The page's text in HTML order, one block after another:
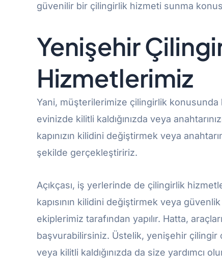
güvenilir bir çilingirlik hizmeti sunma
Yenişehir
Hizmetlerimiz
Yani, müşterilerimize çilingirlik
evinizde kilitli kaldığınızda veya
kapınızın kilidini değiştirmek veya
şekilde gerçekleştiririz.
Açıkçası, iş yerlerinde de çilingirlik
kapısının kilidini değiştirmek veya
ekiplerimiz tarafından yapılır. Hatta,
başvurabilirsiniz. Üstelik, yenişehir çilingir
veya kilitli kaldığınızda da size yardımcı